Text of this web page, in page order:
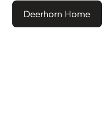
Deerhorn Home